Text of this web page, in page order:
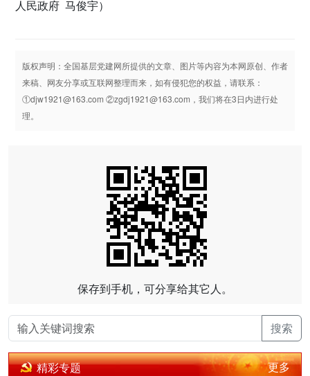
人民政府 马俊宇）
版权声明：全国基层党建网所提供的文章、图片等内容为本网原创、作者
来稿、网友分享或互联网整理而来，如有侵犯您的权益，请联系：
①djw1921@163.com ②zgdj1921@163.com，我们将在3日内进行处
理。
保存到手机，可分享给其它人。
搜索
精彩专题 更多